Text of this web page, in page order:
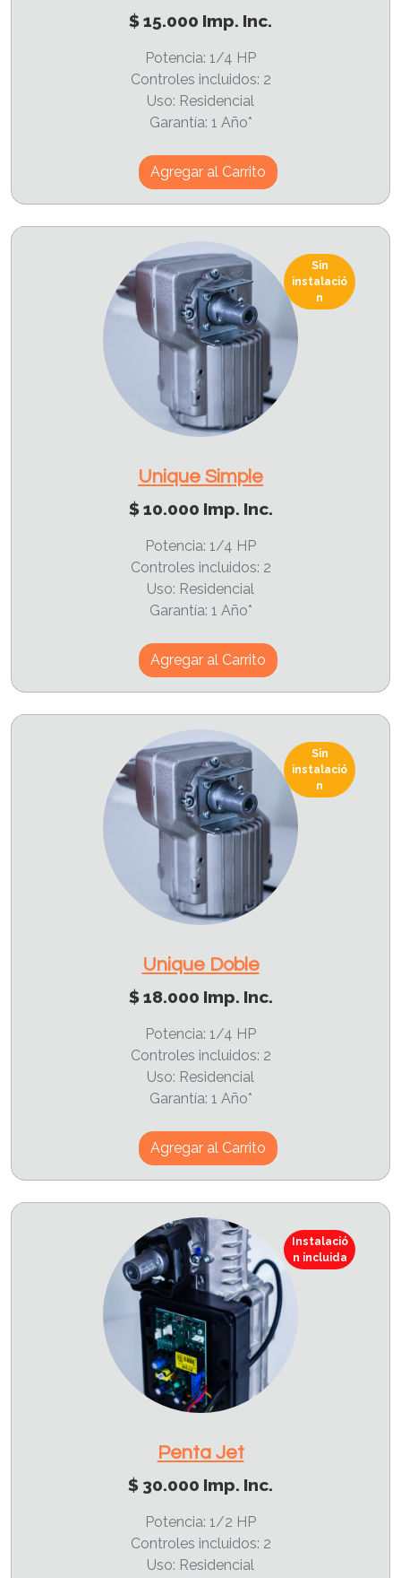
$ 15.000 Imp. Inc.
Potencia: 1/4 HP
Controles incluidos: 2
Uso: Residencial
Garantía: 1 Año*
Agregar al Carrito
Sin
instalació
n
Unique Simple
$ 10.000 Imp. Inc.
Potencia: 1/4 HP
Controles incluidos: 2
Uso: Residencial
Garantía: 1 Año*
Agregar al Carrito
Sin
instalació
n
Unique Doble
$ 18.000 Imp. Inc.
Potencia: 1/4 HP
Controles incluidos: 2
Uso: Residencial
Garantía: 1 Año*
Agregar al Carrito
Instalació
n incluida
Penta Jet
$ 30.000 Imp. Inc.
Potencia: 1/2 HP
Controles incluidos: 2
Uso: Residencial